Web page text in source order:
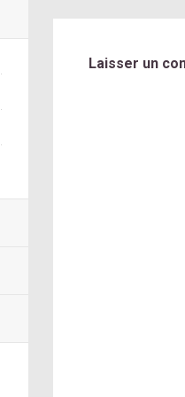
Laisser un